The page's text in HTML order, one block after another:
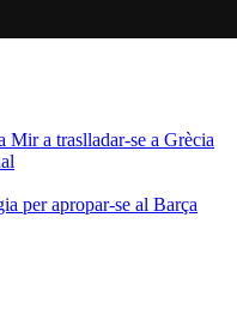
a traslladar-se a Grècia
per apropar-se al Barça